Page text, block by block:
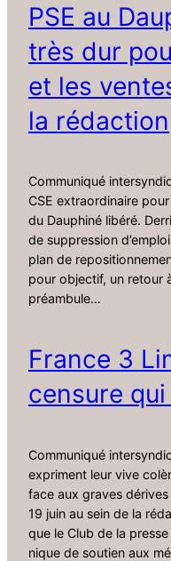
PSE au
très dur
et les
la rédaction
Communiqué
CSE extraordinaire
du Dauphiné libéré.
de suppression
plan de
pour objectif, un retour
préambule…
France 3
censure
Communiqué
expriment leur vive
face aux graves
19 juin au sein de la
que le Club de la
nique de soutien aux